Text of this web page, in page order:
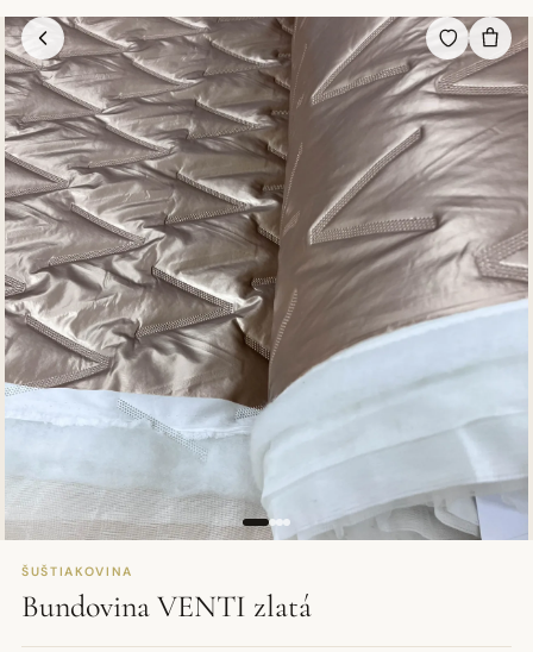
ŠUŠTIAKOVINA
Bundovina VENTI zlatá